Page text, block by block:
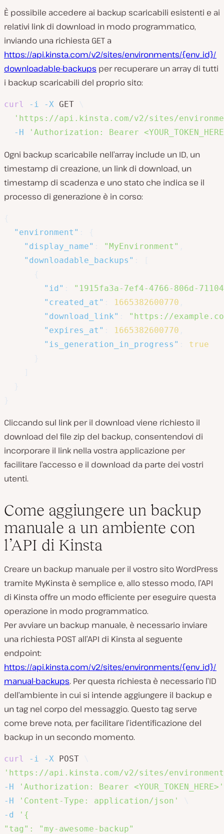
È possibile accedere ai backup scaricabili esistenti e ai
relativi link di download in modo programmatico,
inviando una richiesta GET a
https://api.kinsta.com/v2/sites/environments/{env_id}/
downloadable-backups per recuperare un array di tutti
i backup scaricabili del proprio sito:
curl -i -X GET
'https://api.kinsta.com/v2/sites/
-H
'Authorization: Bearer
Ogni backup scaricabile nell’array include un ID, un
timestamp di creazione, un link di download, un
timestamp di scadenza e uno stato che indica se il
processo di generazione è in corso:
"environment"
"display_name"
"MyEnvironment"
"downloadable_backups"
"id"
"1915fa3a-7ef4-4766-806d-
"created_at"
1665382600770
"download_link"
"https://
"expires_at"
1665382600770
"is_generation_in_progress"
true
Cliccando sul link per il download viene richiesto il
download del file zip del backup, consentendovi di
incorporare il link nella vostra applicazione per
facilitare l’accesso e il download da parte dei vostri
utenti.
Come aggiungere un backup
manuale a un ambiente con
l’API di Kinsta
Creare un backup manuale per il vostro sito WordPress
tramite MyKinsta è semplice e, allo stesso modo, l’API
di Kinsta offre un modo efficiente per eseguire questa
operazione in modo programmatico.
Per avviare un backup manuale, è necessario inviare
una richiesta POST all’API di Kinsta al seguente
endpoint:
https://api.kinsta.com/v2/sites/environments/{env_id}/
manual-backups. Per questa richiesta è necessario l’ID
dell’ambiente in cui si intende aggiungere il backup e
un tag nel corpo del messaggio. Questo tag serve
come breve nota, per facilitare l’identificazione del
backup in un secondo momento.
curl -i -X POST
'https://api.kinsta.com/v2/sites/
-H
'Authorization: Bearer <YOUR_TOKEN_HERE>'
-H
'Content-Type: application/json'
-d
'{
"tag": "my-awesome-backup"